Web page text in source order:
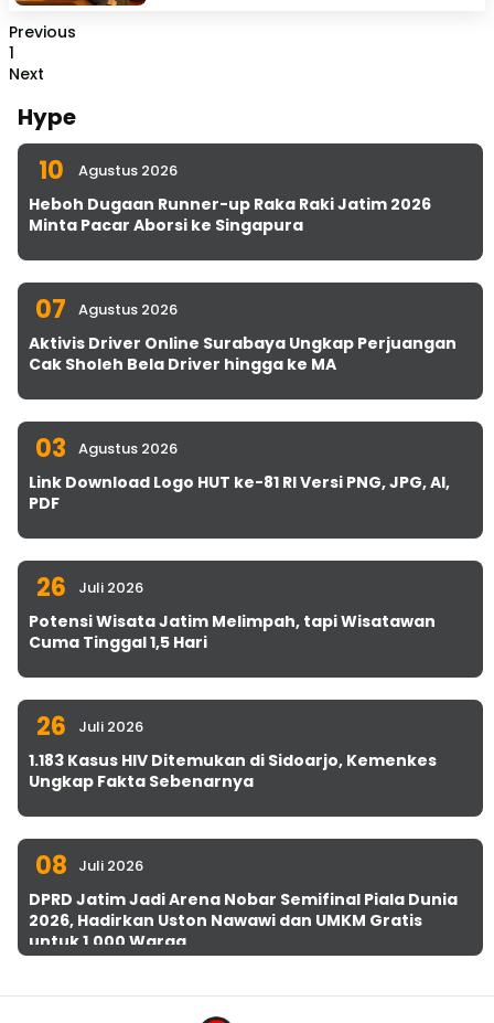
Previous
1
Next
Hype
10 Agustus 2026
Heboh Dugaan Runner-up Raka Raki Jatim 2026
Minta Pacar Aborsi ke Singapura
07 Agustus 2026
Aktivis Driver Online Surabaya Ungkap Perjuangan
Cak Sholeh Bela Driver hingga ke MA
03 Agustus 2026
Link Download Logo HUT ke-81 RI Versi PNG, JPG, AI,
PDF
26 Juli 2026
Potensi Wisata Jatim Melimpah, tapi Wisatawan
Cuma Tinggal 1,5 Hari
26 Juli 2026
1.183 Kasus HIV Ditemukan di Sidoarjo, Kemenkes
Ungkap Fakta Sebenarnya
08 Juli 2026
DPRD Jatim Jadi Arena Nobar Semifinal Piala Dunia
2026, Hadirkan Uston Nawawi dan UMKM Gratis
untuk 1.000 Warga